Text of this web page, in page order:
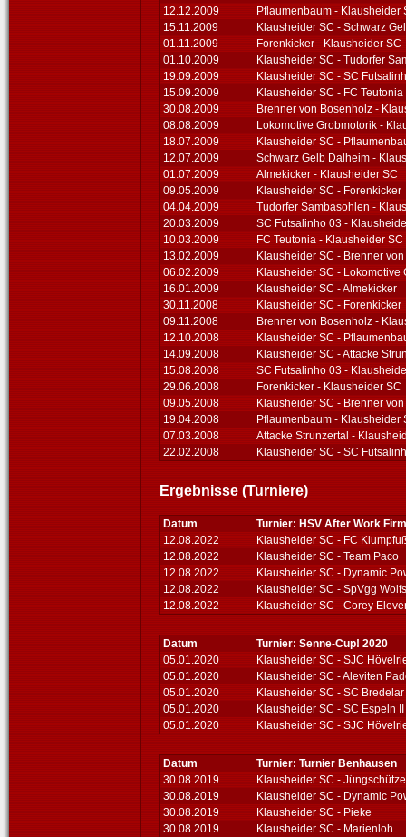
12.12.2009
Pflaumenbaum - Klausheider
15.11.2009
Klausheider SC - Schwarz
01.11.2009
Forenkicker - Klausheider SC
01.10.2009
Klausheider SC - Tudorfer
19.09.2009
Klausheider SC - SC
15.09.2009
Klausheider SC - FC Teutonia
30.08.2009
Brenner von Bosenholz -
08.08.2009
Lokomotive Grobmotorik -
18.07.2009
Klausheider SC -
12.07.2009
Schwarz Gelb Dalheim -
01.07.2009
Almekicker - Klausheider SC
09.05.2009
Klausheider SC - Forenkicker
04.04.2009
Tudorfer Sambasohlen -
20.03.2009
SC Futsalinho 03 -
10.03.2009
FC Teutonia - Klausheider SC
13.02.2009
Klausheider SC - Brenner
06.02.2009
Klausheider SC - Lokomotive
16.01.2009
Klausheider SC - Almekicker
30.11.2008
Klausheider SC - Forenkicker
09.11.2008
Brenner von Bosenholz -
12.10.2008
Klausheider SC -
14.09.2008
Klausheider SC - Attacke
15.08.2008
SC Futsalinho 03 -
29.06.2008
Forenkicker - Klausheider SC
09.05.2008
Klausheider SC - Brenner
19.04.2008
Pflaumenbaum - Klausheider
07.03.2008
Attacke Strunzertal -
22.02.2008
Klausheider SC - SC
Ergebnisse (Turniere)
Datum
Turnier: HSV After Work
12.08.2022
Klausheider SC - FC
12.08.2022
Klausheider SC - Team Paco
12.08.2022
Klausheider SC - Dynamic
12.08.2022
Klausheider SC - SpVgg
12.08.2022
Klausheider SC - Corey
Datum
Turnier: Senne-Cup! 2020
05.01.2020
Klausheider SC - SJC
05.01.2020
Klausheider SC - Aleviten
05.01.2020
Klausheider SC - SC Bredelar
05.01.2020
Klausheider SC - SC Espeln II
05.01.2020
Klausheider SC - SJC
Datum
Turnier: Turnier Benhausen
30.08.2019
Klausheider SC -
30.08.2019
Klausheider SC - Dynamic
30.08.2019
Klausheider SC - Pieke
30.08.2019
Klausheider SC - Marienloh